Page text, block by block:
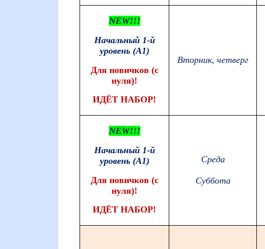
NEW!!!
Начальный 1-й
уровень (А1)
Для новичков (с
нуля)!
ИДЁТ НАБОР!
Вторник, четверг
NEW!!!
Начальный 1-й
уровень (А1)
Для новичков (с
нуля)!
ИДЁТ НАБОР!
Среда
Суббота